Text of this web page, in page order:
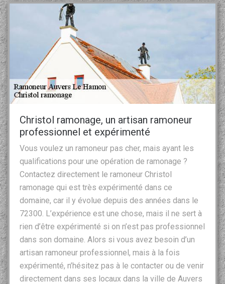
Christol ramonage, un artisan ramoneur
professionnel et expérimenté
Vous voulez un ramoneur pas cher, mais ayant les
qualifications pour une opération de ramonage ?
Contactez directement le ramoneur Christol
ramonage qui est très expérimenté dans ce
domaine, car il y évolue depuis des années dans le
72300. L’expérience est une chose, mais il ne sert à
rien d’être expérimenté si on n’est pas professionnel
dans son domaine. Alors si vous avez besoin d’un
artisan ramoneur professionnel, mais à la fois
expérimenté, n’hésitez pas à le contacter ou de venir
directement dans ses locaux dans la ville de Auvers